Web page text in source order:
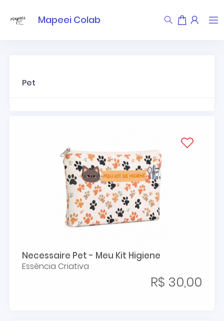
Mapeei Colab
Pet
Necessaire Pet - Meu Kit Higiene
Essência Criativa
R$ 30,00